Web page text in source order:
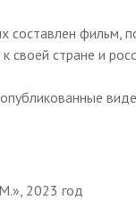
составлен фильм,
стране и
2023 год